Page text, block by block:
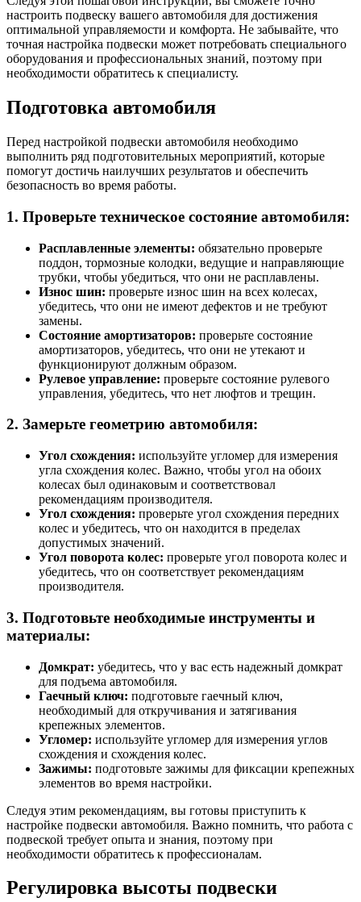
настроить подвеску вашего автомобиля для достижения
оптимальной управляемости и комфорта. Не забывайте, что
точная настройка подвески может потребовать специального
оборудования и профессиональных знаний, поэтому при
необходимости обратитесь к специалисту.
Подготовка автомобиля
Перед настройкой подвески автомобиля необходимо
выполнить ряд подготовительных мероприятий, которые
помогут достичь наилучших результатов и обеспечить
безопасность во время работы.
1. Проверьте техническое состояние автомобиля:
Расплавленные элементы: обязательно проверьте
поддон, тормозные колодки, ведущие и направляющие
трубки, чтобы убедиться, что они не расплавлены.
Износ шин: проверьте износ шин на всех колесах,
убедитесь, что они не имеют дефектов и не требуют
замены.
Состояние амортизаторов: проверьте состояние
амортизаторов, убедитесь, что они не утекают и
функционируют должным образом.
Рулевое управление: проверьте состояние рулевого
управления, убедитесь, что нет люфтов и трещин.
2. Замерьте геометрию автомобиля:
Угол схождения: используйте угломер для измерения
угла схождения колес. Важно, чтобы угол на обоих
колесах был одинаковым и соответствовал
рекомендациям производителя.
Угол схождения: проверьте угол схождения передних
колес и убедитесь, что он находится в пределах
допустимых значений.
Угол поворота колес: проверьте угол поворота колес и
убедитесь, что он соответствует рекомендациям
производителя.
3. Подготовьте необходимые инструменты и
материалы:
Домкрат: убедитесь, что у вас есть надежный домкрат
для подъема автомобиля.
Гаечный ключ: подготовьте гаечный ключ,
необходимый для откручивания и затягивания
крепежных элементов.
Угломер: используйте угломер для измерения углов
схождения и схождения колес.
Зажимы: подготовьте зажимы для фиксации крепежных
элементов во время настройки.
Следуя этим рекомендациям, вы готовы приступить к
настройке подвески автомобиля. Важно помнить, что работа с
подвеской требует опыта и знания, поэтому при
необходимости обратитесь к профессионалам.
Регулировка высоты подвески